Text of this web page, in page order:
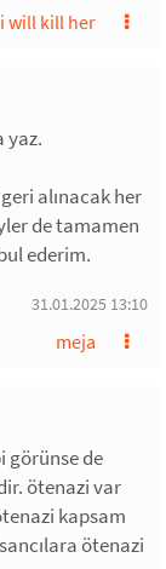
i will kill her
yaz.
alınacak her
de tamamen
ederim.
31.01.2025 13:10
meja
görünse de
ötenazi var
kapsam
ötenazi